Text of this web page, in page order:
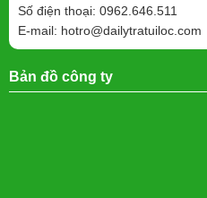
Số điện thoại: 0962.646.511
E-mail: hotro@dailytratuiloc.com
Bản đồ công ty